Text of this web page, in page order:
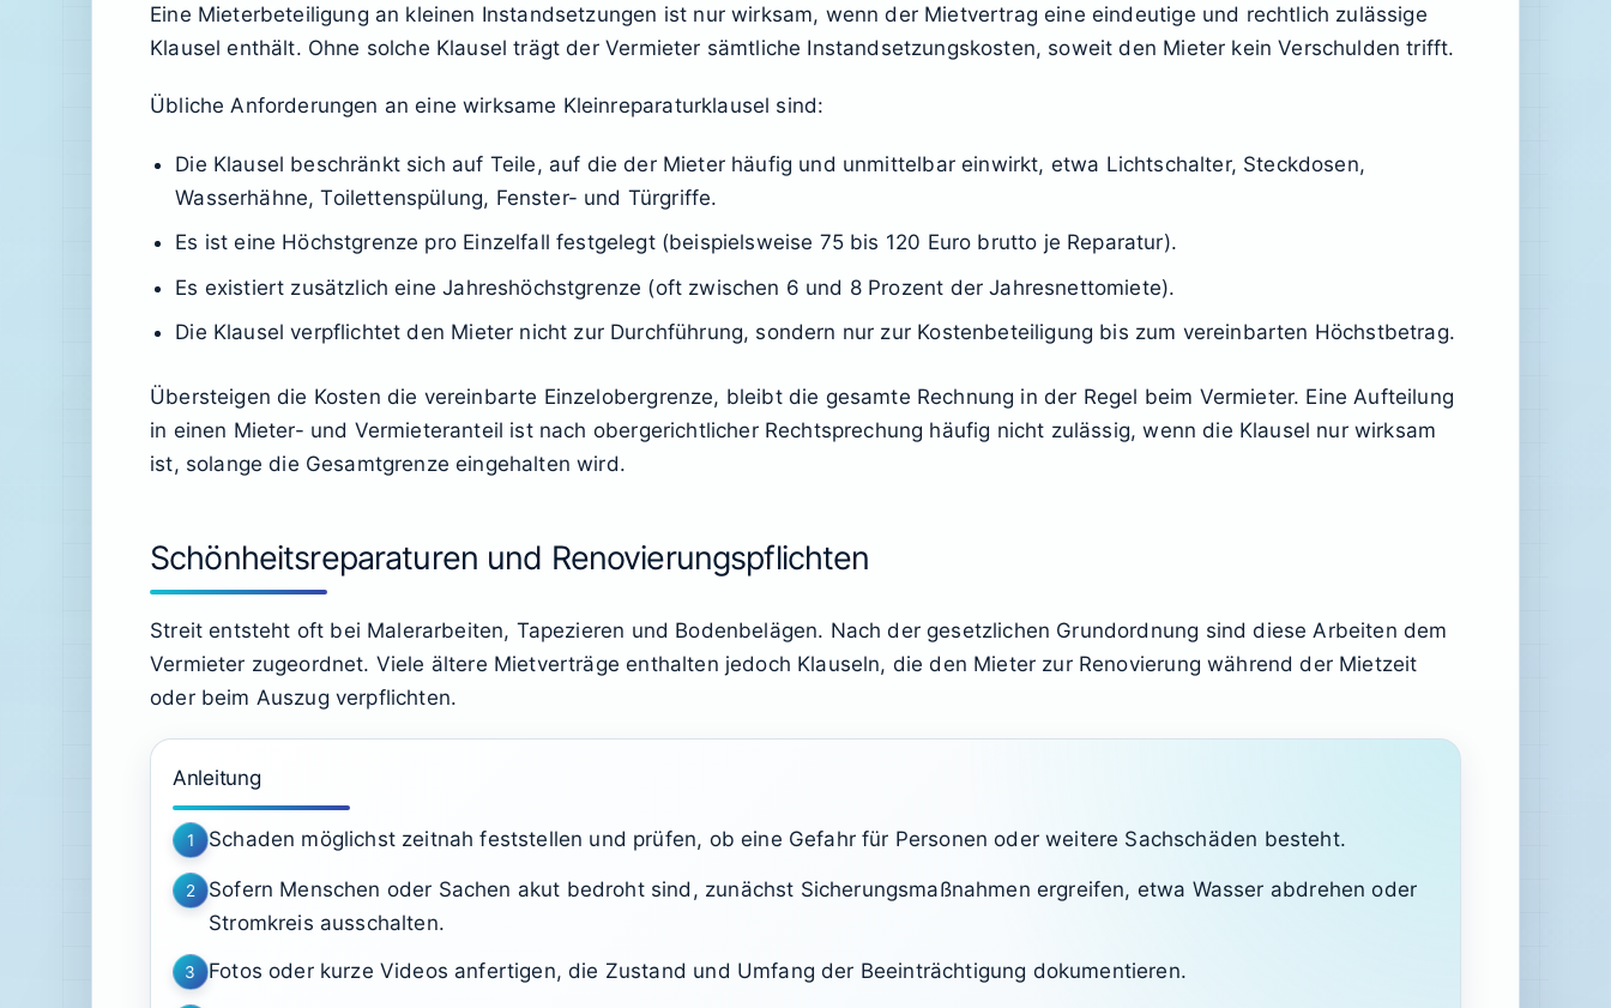
Eine Mieterbeteiligung an kleinen Instandsetzungen ist nur wirksam, wenn der Mietvertrag eine eindeutige und rechtlich zulässige
Klausel enthält. Ohne solche Klausel trägt der Vermieter sämtliche Instandsetzungskosten, soweit den Mieter kein Verschulden trifft.
Übliche Anforderungen an eine wirksame Kleinreparaturklausel sind:
Die Klausel beschränkt sich auf Teile, auf die der Mieter häufig und unmittelbar einwirkt, etwa Lichtschalter, Steckdosen,
Wasserhähne, Toilettenspülung, Fenster- und Türgriffe.
Es ist eine Höchstgrenze pro Einzelfall festgelegt (beispielsweise 75 bis 120 Euro brutto je Reparatur).
Es existiert zusätzlich eine Jahreshöchstgrenze (oft zwischen 6 und 8 Prozent der Jahresnettomiete).
Die Klausel verpflichtet den Mieter nicht zur Durchführung, sondern nur zur Kostenbeteiligung bis zum vereinbarten Höchstbetrag.
Übersteigen die Kosten die vereinbarte Einzelobergrenze, bleibt die gesamte Rechnung in der Regel beim Vermieter. Eine Aufteilung
in einen Mieter- und Vermieteranteil ist nach obergerichtlicher Rechtsprechung häufig nicht zulässig, wenn die Klausel nur wirksam
ist, solange die Gesamtgrenze eingehalten wird.
Schönheitsreparaturen und Renovierungspflichten
Streit entsteht oft bei Malerarbeiten, Tapezieren und Bodenbelägen. Nach der gesetzlichen Grundordnung sind diese Arbeiten dem
Vermieter zugeordnet. Viele ältere Mietverträge enthalten jedoch Klauseln, die den Mieter zur Renovierung während der Mietzeit
oder beim Auszug verpflichten.
Anleitung
1 Schaden möglichst zeitnah feststellen und prüfen, ob eine Gefahr für Personen oder weitere Sachschäden besteht.
2
Sofern Menschen oder Sachen akut bedroht sind, zunächst Sicherungsmaßnahmen ergreifen, etwa Wasser abdrehen oder
Stromkreis ausschalten.
3 Fotos oder kurze Videos anfertigen, die Zustand und Umfang der Beeinträchtigung dokumentieren.